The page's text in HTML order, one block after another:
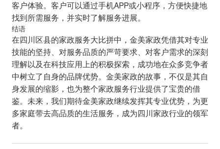
客户体验。客户可以通过手机APP或小程序，方便快捷地
找到所需服务，并实时了解服务进展。
结语
在四川区县的家政服务大比拼中，金美家政凭借其对专业
技能的坚持、对服务品质的严苛要求、对客户需求的深刻
理解以及在科技应用上的积极探索，成功地在众多竞争者
中树立了自身的品牌优势。金美家政的故事，不仅是其自
身发展的缩影，也为整个家政服务行业提供了宝贵的借
鉴。未来，我们期待金美家政继续发挥其专业优势，为更
多家庭带去高品质的生活服务，成为四川家政行业的领军
者。